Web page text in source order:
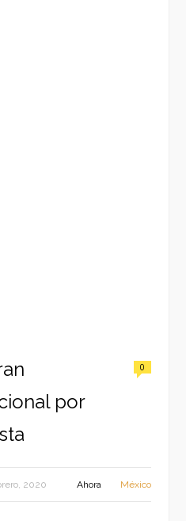
por
0
2020 Ahora México